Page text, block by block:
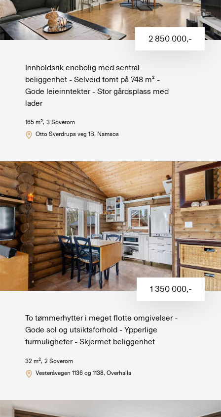
2 850 000,-
Innholdsrik enebolig med sentral
beliggenhet - Selveid tomt på 748 m² -
Gode leieinntekter - Stor gårdsplass med
lader
165 m2, 3Soverom
Otto Sverdrups veg 1B, Namsos
1 350 000,-
To tømmerhytter i meget flotte omgivelser -
Gode sol og utsiktsforhold - Ypperlige
turmuligheter - Skjermet beliggenhet
32 m2, 2 Soverom
Vesteråvegen 1136 og 1138, Overhalla